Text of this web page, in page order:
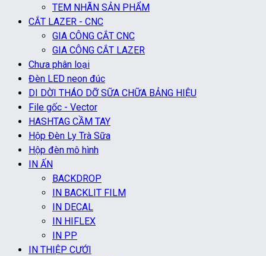
TEM NHÃN SẢN PHẨM
CẮT LAZER - CNC
GIA CÔNG CẮT CNC
GIA CÔNG CẮT LAZER
Chưa phân loại
Đèn LED neon đúc
DI DỜI THÁO DỠ SỮA CHỮA BẢNG HIỆU
File gốc - Vector
HASHTAG CẦM TAY
Hộp Đèn Ly Trà Sữa
Hộp đèn mô hình
IN ẤN
BACKDROP
IN BACKLIT FILM
IN DECAL
IN HIFLEX
IN PP
IN THIỆP CƯỚI